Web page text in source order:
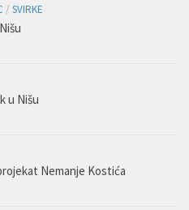
/ SVIRKE
u Nišu
Nemanje Kostića